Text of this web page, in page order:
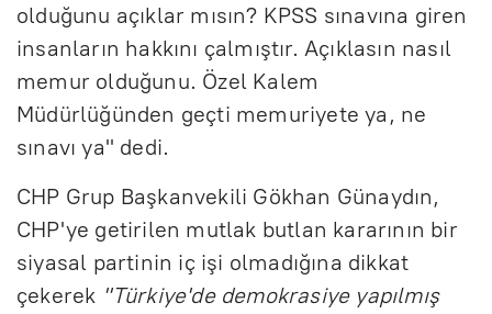
olduğunu açıklar mısın? KPSS sınavına giren
insanların hakkını çalmıştır. Açıklasın nasıl
memur olduğunu. Özel Kalem
Müdürlüğünden geçti memuriyete ya, ne
sınavı ya" dedi.
CHP Grup Başkanvekili Gökhan Günaydın,
CHP'ye getirilen mutlak butlan kararının bir
siyasal partinin iç işi olmadığına dikkat
çekerek "Türkiye'de demokrasiye yapılmış